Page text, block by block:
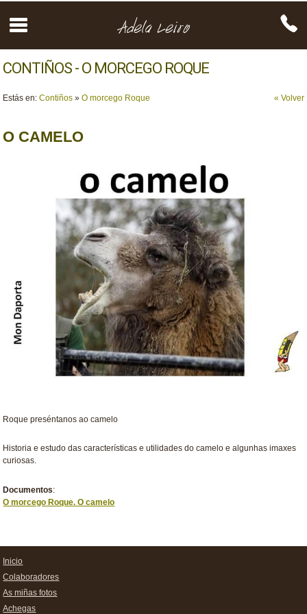
CONTIÑOS - O MORCEGO ROQUE
« Volver
Estás en:Contiños »O morcego Roque
O CAMELO
Roque preséntanos ao camelo
Historia e estudo das características e utilidades do camelo e algunhas imaxes
curiosas.
Documentos:
O morcego Roque. O camelo
Inicio
Colaboradores
As miñas fotos
Achegas